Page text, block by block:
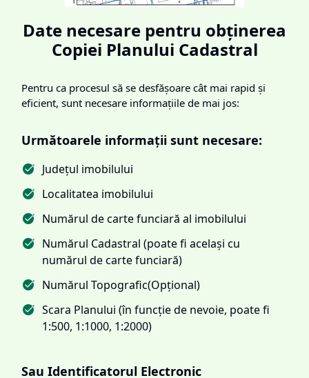
Date necesare pentru obținerea
Copiei Planului Cadastral
Pentru ca procesul să se desfășoare cât mai rapid și
eficient, sunt necesare informațiile de mai jos:
Următoarele informații sunt necesare:
Județul imobilului
Localitatea imobilului
Numărul de carte funciară al imobilului
Numărul Cadastral (poate fi același cu
numărul de carte funciară)
Numărul Topografic(Opțional)
Scara Planului (în funcție de nevoie, poate fi
1:500, 1:1000, 1:2000)
Sau Identificatorul Electronic